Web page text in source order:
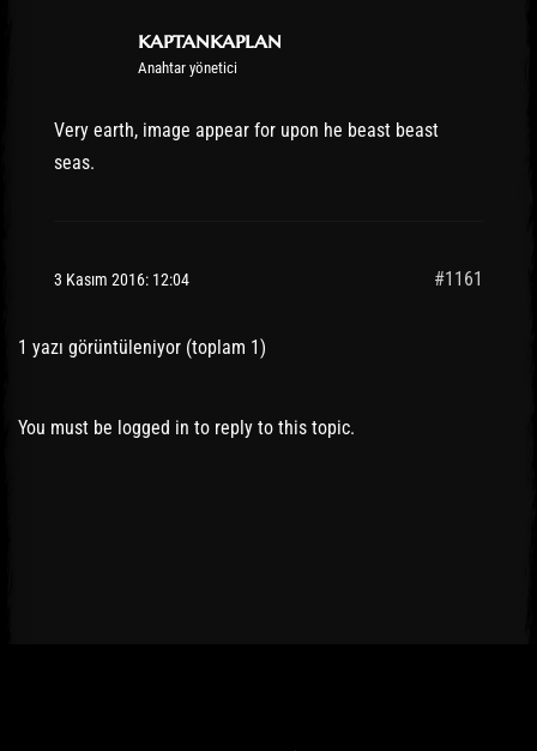
kaptankaplan
Anahtar yönetici
Very earth, image appear for upon he beast beast
seas.
3 Kasım 2016: 12:04 #1161
1 yazı görüntüleniyor (toplam 1)
You must be logged in to reply to this topic.